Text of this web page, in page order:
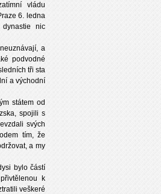
vládu
6. ledna
nic
a
podvodné
tři sta
a východní
státem od
spojili s
svých
tím, že
a my
bylo částí
k
veškeré